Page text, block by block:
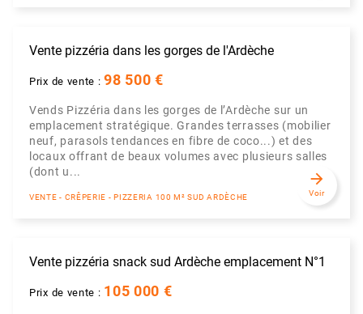
Vente pizzéria dans les gorges de l'Ardèche
Prix de vente :98 500 €
Vends Pizzéria dans les gorges de l’Ardèche sur un
emplacement stratégique. Grandes terrasses (mobilier
neuf, parasols tendances en fibre de coco...) et des
locaux offrant de beaux volumes avec plusieurs salles
(dont u...
VENTE - CRÊPERIE - PIZZERIA 100 M² SUD ARDÈCHE
arrow_forward
Voir
Vente pizzéria snack sud Ardèche emplacement N°1
Prix de vente : 105 000 €